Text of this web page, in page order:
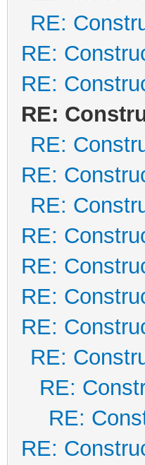
RE:
RE:
RE:
RE:
RE:
RE:
RE:
RE:
RE:
RE:
RE:
RE:
RE:
RE:
RE: